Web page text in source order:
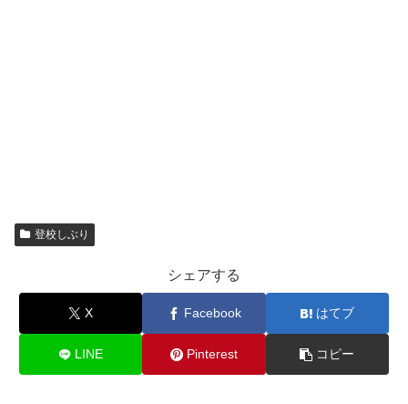
登校しぶり
シェアする
X Facebook はてブ
LINE Pinterest コピー